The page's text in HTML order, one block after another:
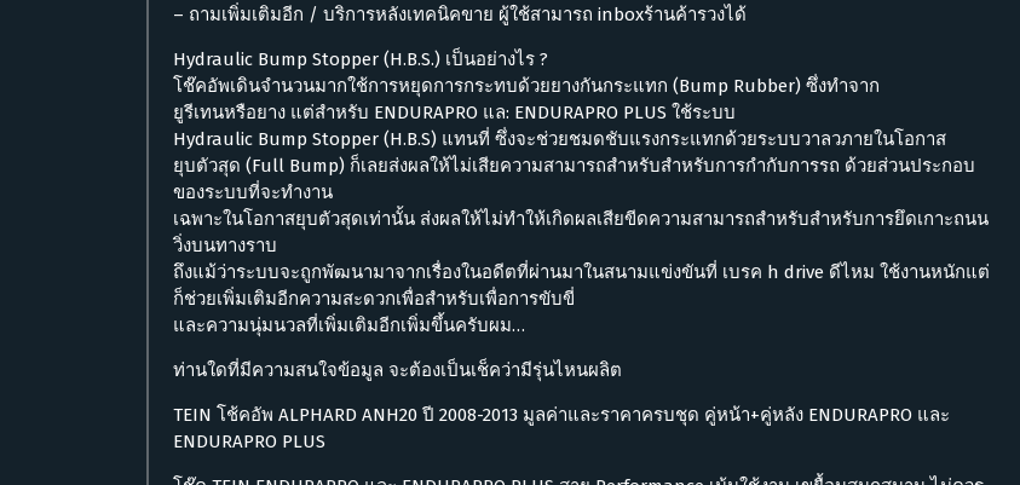
– ถามเพิ่มเติมอีก / บริการหลังเทคนิคขาย ผู้ใช้สามารถ inboxร้านค้ารวงได้
Hydraulic Bump Stopper (H.B.S.) เป็นอย่างไร ?
โช๊คอัพเดินจำนวนมากใช้การหยุดการกระทบด้วยยางกันกระแทก (Bump Rubber) ซึ่งทำจาก
ยูรีเทนหรือยาง แต่สำหรับ ENDURAPRO แล: ENDURAPRO PLUS ใช้ระบบ
Hydraulic Bump Stopper (H.B.S) แทนที่ ซึ่งจะช่วยชมดชับแรงกระแทกด้วยระบบวาลวภายในโอกาส
ยุบตัวสุด (Full Bump) ก็เลยส่งผลให้ไม่เสียความสามารถสำหรับสำหรับการกำกับการรถ ด้วยส่วนประกอบ
ของระบบที่จะทำงาน
เฉพาะในโอกาสยุบตัวสุดเท่านั้น ส่งผลให้ไม่ทำให้เกิดผลเสียขีดความสามารถสำหรับสำหรับการยึดเกาะถนน
วิ่งบนทางราบ
ถึงแม้ว่าระบบจะถูกพัฒนามาจากเรื่องในอดีตที่ผ่านมาในสนามแข่งขันที่ เบรค h drive ดีไหม ใช้งานหนักแต่
ก็ช่วยเพิ่มเติมอีกความสะดวกเพื่อสำหรับเพื่อการขับขี่
และความนุ่มนวลที่เพิ่มเติมอีกเพิ่มขึ้นครับผม…
ท่านใดที่มีความสนใจข้อมูล จะต้องเป็นเช็คว่ามีรุ่นไหนผลิต
TEIN โช้คอัพ ALPHARD ANH20 ปี 2008-2013 มูลค่าและราคาครบชุด คู่หน้า+คู่หลัง ENDURAPRO และ
ENDURAPRO PLUS